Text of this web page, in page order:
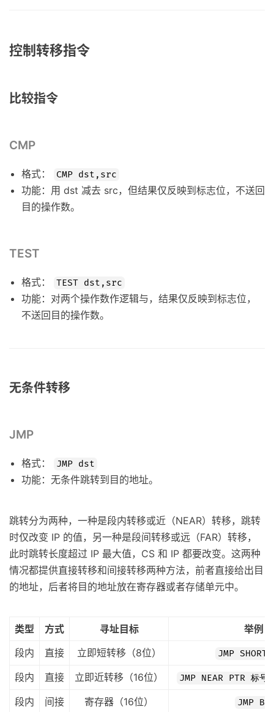
控制转移指令
比较指令
CMP
格式： CMP dst,src
功能：用 dst 减去 src，但结果仅反映到标志位，不送回
目的操作数。
TEST
格式： TEST dst,src
功能：对两个操作数作逻辑与，结果仅反映到标志位，
不送回目的操作数。
无条件转移
JMP
格式： JMP dst
功能：无条件跳转到目的地址。
跳转分为两种，一种是段内转移或近（NEAR）转移，跳转
时仅改变 IP 的值，另一种是段间转移或远（FAR）转移，
此时跳转长度超过 IP 最大值，CS 和 IP 都要改变。这两种
情况都提供直接转移和间接转移两种方法，前者直接给出目
的地址，后者将目的地址放在寄存器或者存储单元中。
类型 方式 寻址目标
举例
段内
直接 立即短转移（8位） JMP SHORT
段内 直接 立即近转移（16位） JMP NEAR PTR 标号
段内
间接 寄存器（16位） JMP BX